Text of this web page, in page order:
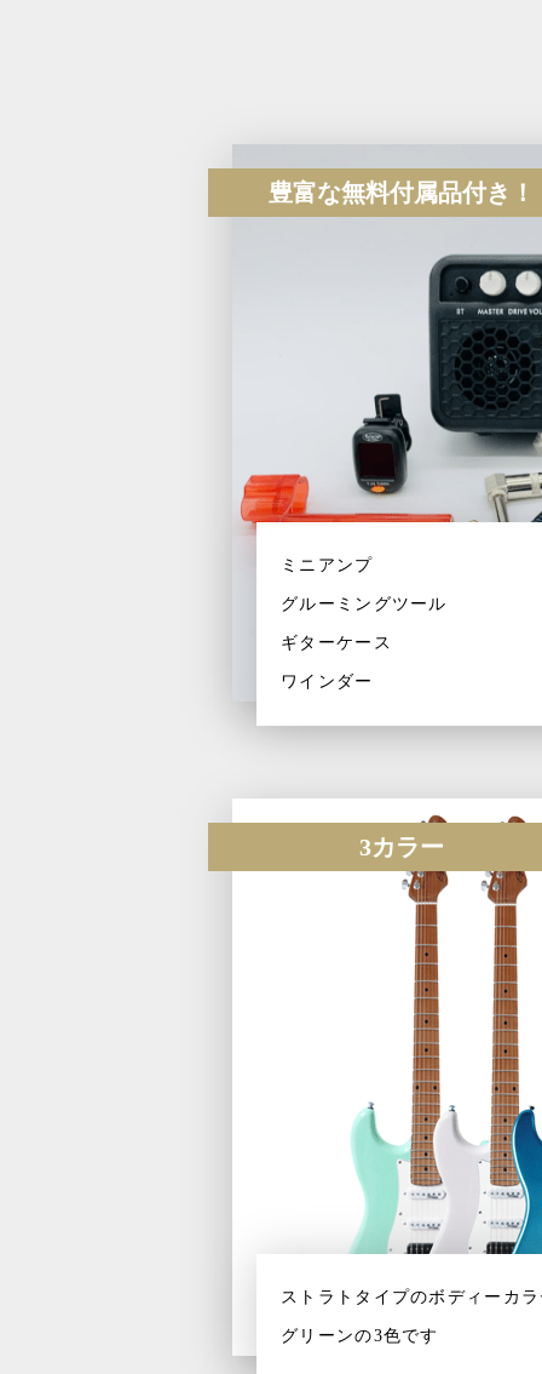
豊富な無料付属品付き！
ミニアンプ
グルーミングツール
ギターケース
ワインダー
3カラー
ストラトタイプのボディーカ
グリーンの3色です